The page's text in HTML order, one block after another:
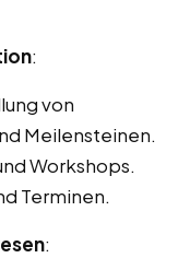
:
von
Meilensteinen.
Workshops.
Terminen.
: